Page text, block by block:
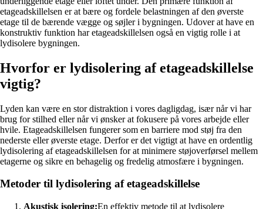
etageadskillelsen er at bære og fordele belastningen af den øverste
etage til de bærende vægge og søjler i bygningen. Udover at have en
konstruktiv funktion har etageadskillelsen også en vigtig rolle i at
lydisolere bygningen.
Hvorfor er lydisolering af etageadskillelse
vigtig?
Lyden kan være en stor distraktion i vores dagligdag, især når vi har
brug for stilhed eller når vi ønsker at fokusere på vores arbejde eller
hvile. Etageadskillelsen fungerer som en barriere mod støj fra den
nederste eller øverste etage. Derfor er det vigtigt at have en ordentlig
lydisolering af etageadskillelsen for at minimere støjoverførsel mellem
etagerne og sikre en behagelig og fredelig atmosfære i bygningen.
Metoder til lydisolering af etageadskillelse
Akustisk isolering:En effektiv metode til at lydisolere